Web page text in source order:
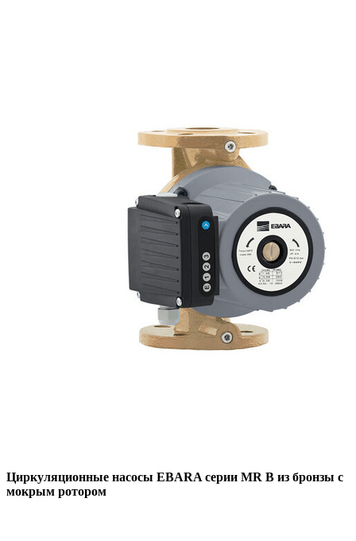
Циркуляционные насосы EBARA серии MR B из бронзы с
мокрым ротором